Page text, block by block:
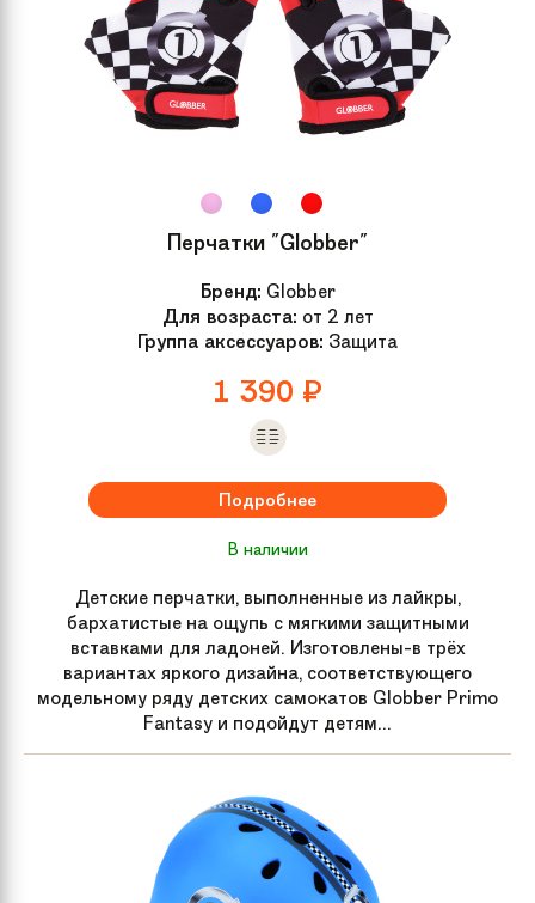
Перчатки "Globber"
Бренд: Globber
Для возраста: от 2 лет
Группа аксессуаров: Защита
1 390 ₽
Подробнее
В наличии
Детские перчатки, выполненные из лайкры,
бархатистые на ощупь с мягкими защитными
вставками для ладоней. Изготовлены-в трёх
вариантах яркого дизайна, соответствующего
модельному ряду детских самокатов Globber Primo
Fantasy и подойдут детям...